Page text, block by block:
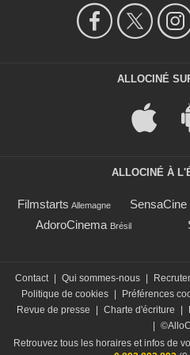
ALLOCINÉ
ALLOCINÉ À
Filmstarts Allemagne SensaCine
AdoroCinema Brésil
Contact Qui sommes-nous
Politique de cookies
Préférences
Revue de presse
Charte d'écriture
Retrouvez tous les horaires et infos de